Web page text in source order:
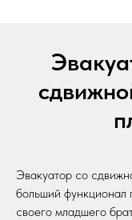
Эвакуатор со
больший функционал
своего младшего